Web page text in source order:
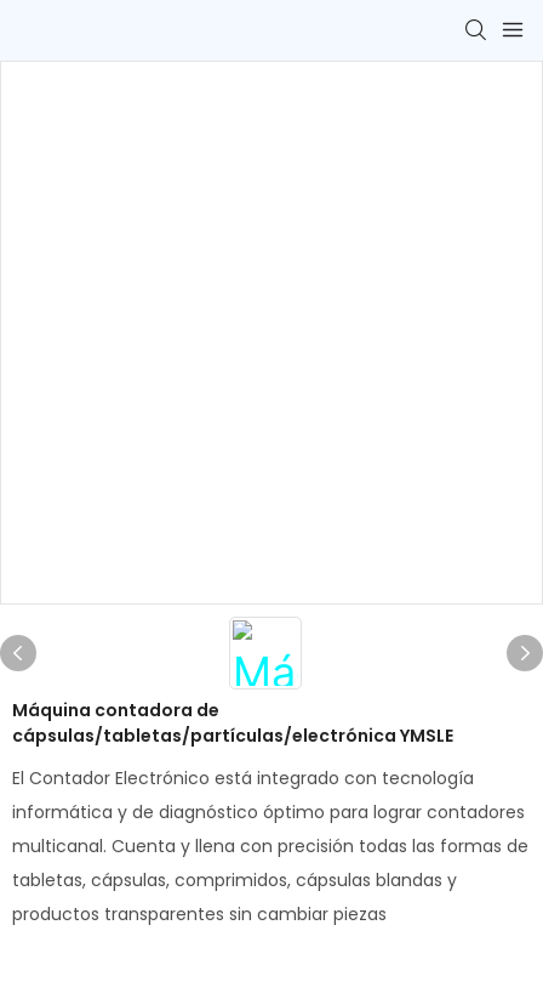
Máquina contadora de
cápsulas/tabletas/partículas/electrónica YMSLE
El Contador Electrónico está integrado con tecnología
informática y de diagnóstico óptimo para lograr contadores
multicanal. Cuenta y llena con precisión todas las formas de
tabletas, cápsulas, comprimidos, cápsulas blandas y
productos transparentes sin cambiar piezas